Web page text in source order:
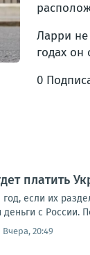
Ларри
годах он
0
платить
если их
деньги с России.
Вчера, 20:49